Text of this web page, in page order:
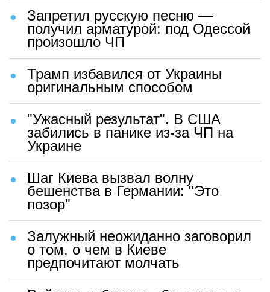
Запретил русскую песню —
получил арматурой: под Одессой
произошло ЧП
Трамп избавился от Украины
оригинальным способом
"Ужасный результат". В США
забились в панике из-за ЧП на
Украине
Шаг Киева вызвал волну
бешенства в Германии: "Это
позор"
Залужный неожиданно заговорил
о том, о чем в Киеве
предпочитают молчать